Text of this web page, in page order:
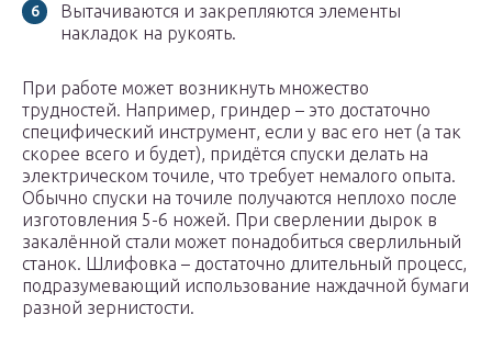
Вытачиваются и закрепляются элементы
накладок на рукоять.
При работе может возникнуть множество
трудностей. Например, гриндер – это достаточно
специфический инструмент, если у вас его нет (а так
скорее всего и будет), придётся спуски делать на
электрическом точиле, что требует немалого опыта.
Обычно спуски на точиле получаются неплохо после
изготовления 5-6 ножей. При сверлении дырок в
закалённой стали может понадобиться сверлильный
станок. Шлифовка – достаточно длительный процесс,
подразумевающий использование наждачной бумаги
разной зернистости.